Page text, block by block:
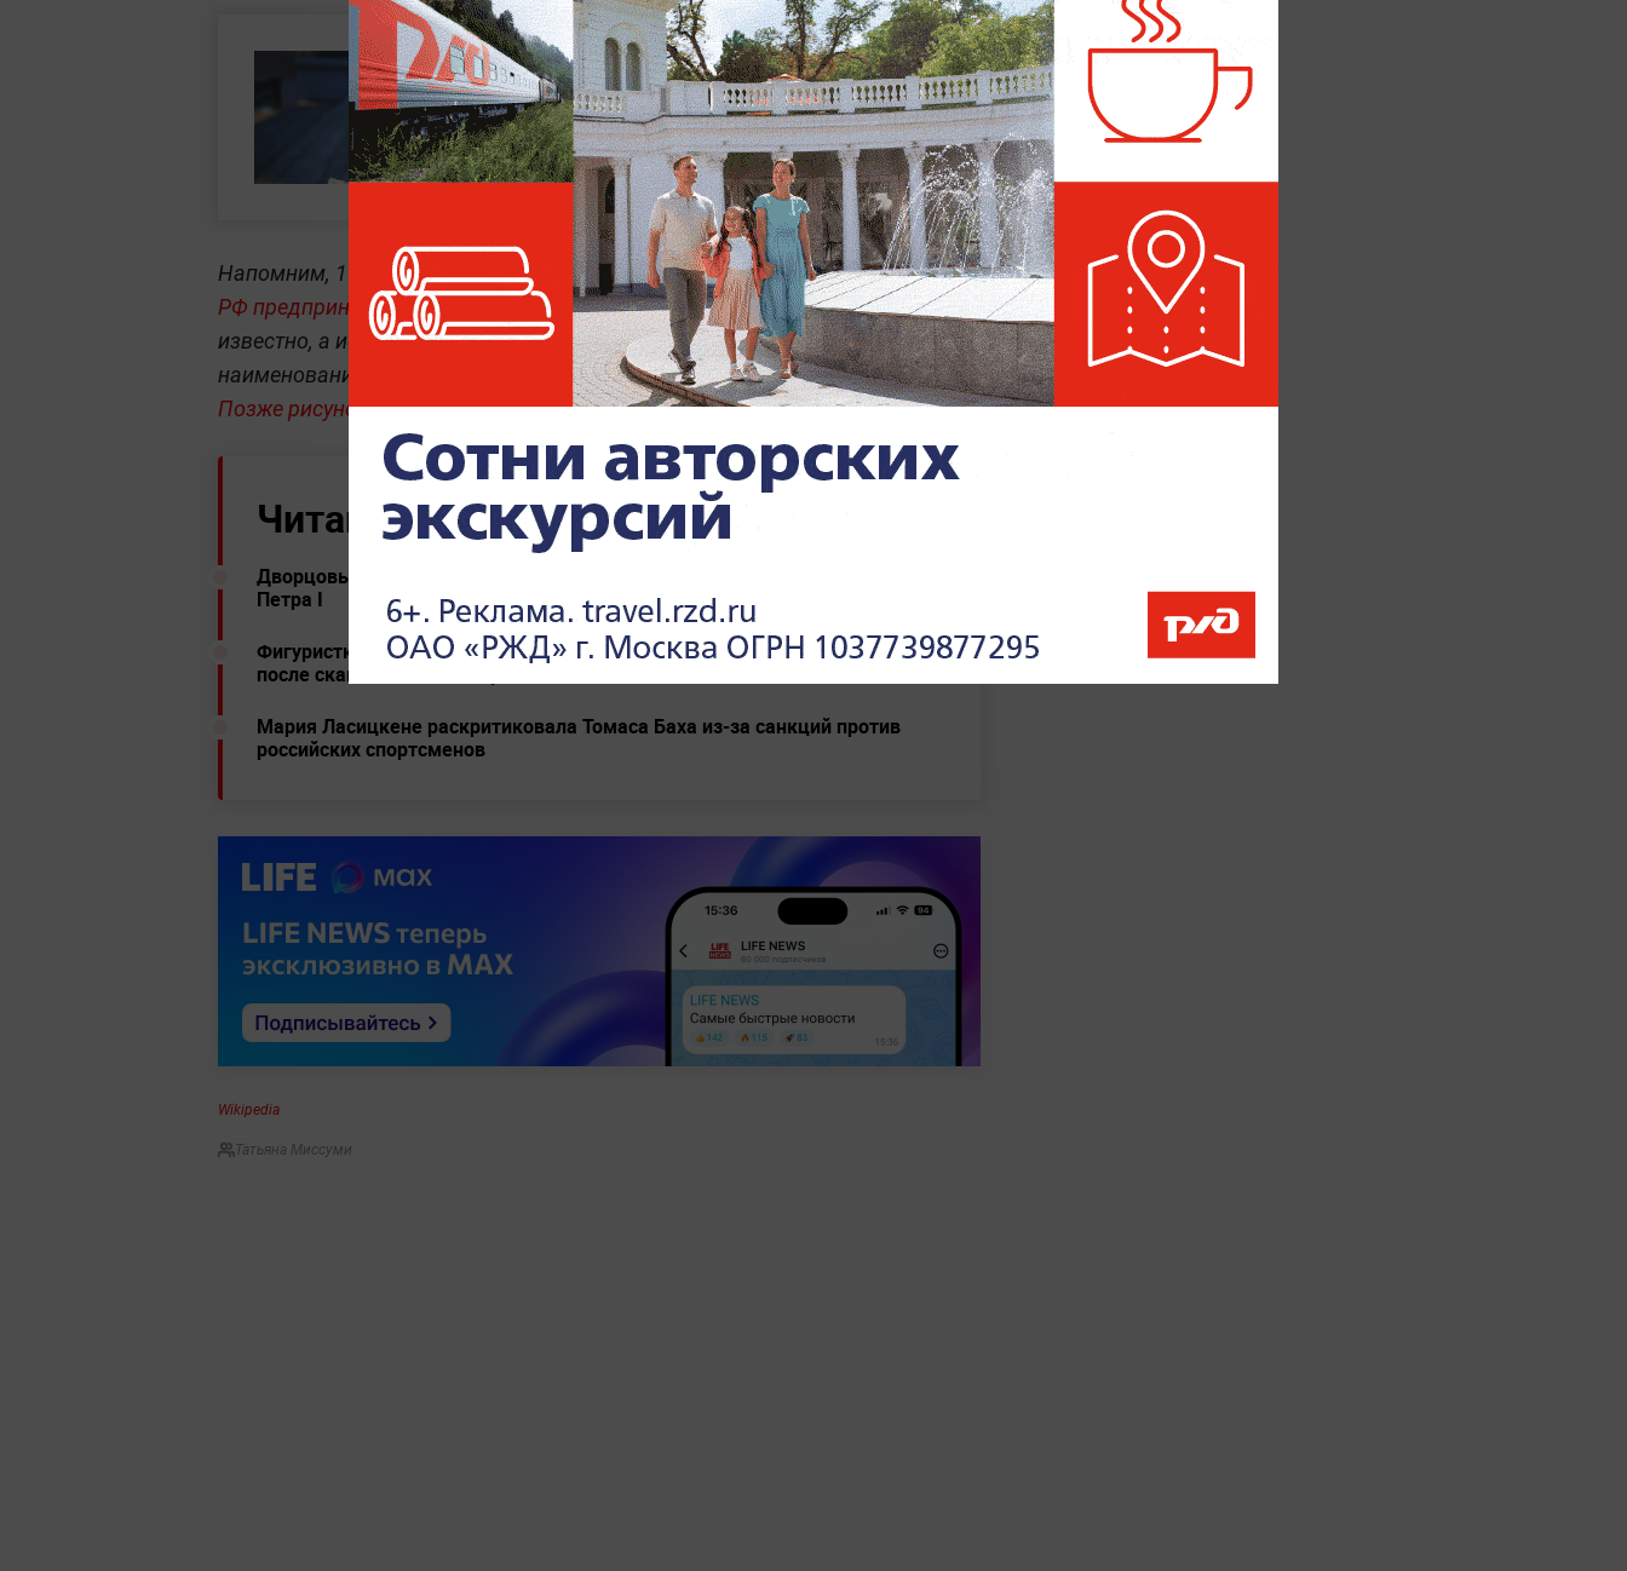
McDonald's продолжит
работу в аэропортах Москвы
и Петербурга
Напомним, 19 мая стало известно, что McDonald's продаёт свой бизнес в
РФ предпринимателю Александру Говору. Название нового бренда пока не
известно, а использовать старое "имя" вместе с логотипами и
наименованиями товарных позиций российским владельцам запрещено.
Позже рисунок нового бренда появился в Сети.
Читайте ещё:
Дворцовый мост в Петербурге "исполнит классику" в честь 350-летия
Петра I
Фигуристка Нугуманова заявила, что тренер начал преследовать её
после скандального интервью
Мария Ласицкене раскритиковала Томаса Баха из-за санкций против
российских спортсменов
Wikipedia
Татьяна Миссуми